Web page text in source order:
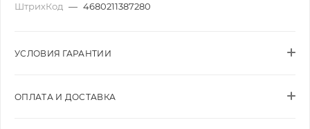
ШтрихКод — 4680211387280
УСЛОВИЯ ГАРАНТИИ
ОПЛАТА И ДОСТАВКА